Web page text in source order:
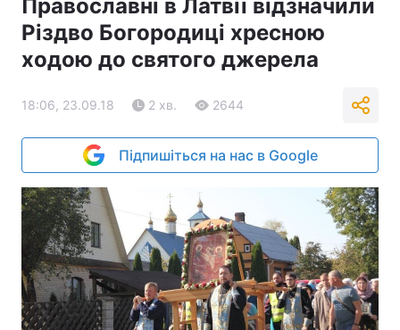
Православні в Латвії відзначили
Різдво Богородиці хресною
ходою до святого джерела
18:06, 23.09.18 2 хв. 2644
Підпишіться на нас в Google